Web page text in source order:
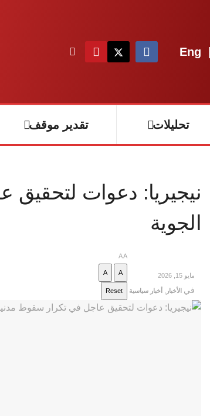
Eng |
تحليلات تقدير موقف
نيجيريا: دعوات لتحقيق
الجوية
مايو 15, 2026
في الأخبار أخبار سياسية
AA
A
A
Reset